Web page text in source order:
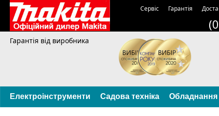
Сервіс Гарантія
Гарантія від виробника
Електроінструменти Садова техніка Обладнання